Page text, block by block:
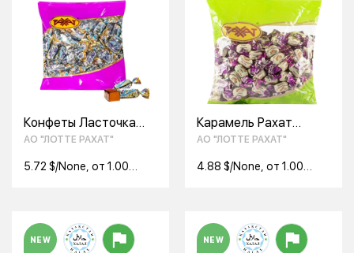
Конфеты Ласточка
"Рахат"
АО "ЛОТТЕ РАХАТ"
5.72 $/None, от 1.00
Карамель Рахат
"Миндальная", 1 кг
АО "ЛОТТЕ РАХАТ"
4.88 $/None, от 1.00
NEW NEW